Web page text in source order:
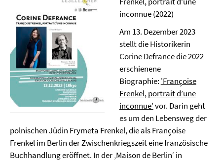
inconnue (2022)
Am 13. Dezember 2023
stellt die Historikerin
Corine Defrance die 2022
erschienene
Biographie: 'Françoise
Frenkel, portrait d’une
inconnue'vor. Darin geht
es um den Lebensweg der
polnischen Jüdin Frymeta Frenkel, die als Françoise
Frenkel im Berlin der Zwischenkriegszeit eine französische
Buchhandlung eröffnet. In der ‚Maison de Berlin‘ in